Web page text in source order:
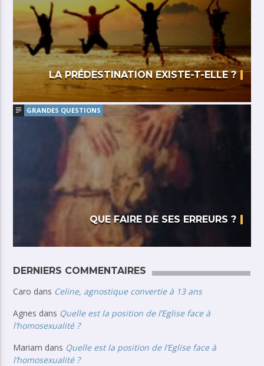
LA PRÉDESTINATION EXISTE-T-ELLE ?
GRANDES QUESTIONS
QUE FAIRE DE SES ERREURS ?
DERNIERS COMMENTAIRES
Caro dans Celine, agnostique convertie à 13 ans
Agnes dans Quelle est la position de l’Eglise face à
l’homosexualité ?
Mariam dans Quelle est la position de l’Eglise face à
l’homosexualité ?